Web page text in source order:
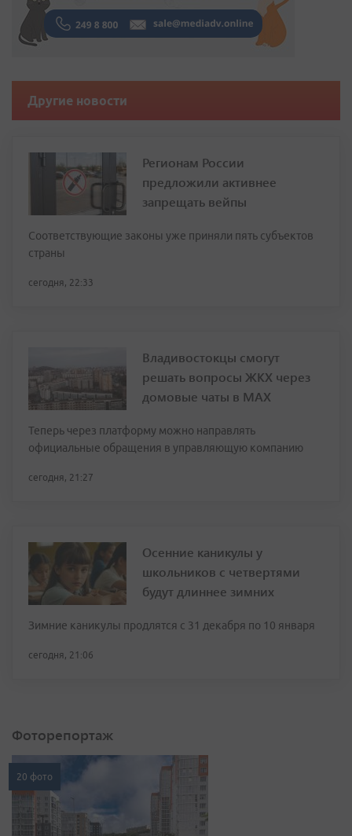
Другие новости
Регионам России
предложили активнее
запрещать вейпы
Соответствующие законы уже приняли пять субъектов
страны
сегодня, 22:33
Владивостокцы смогут
решать вопросы ЖКХ через
домовые чаты в МАХ
Теперь через платформу можно направлять
официальные обращения в управляющую компанию
сегодня, 21:27
Осенние каникулы у
школьников с четвертями
будут длиннее зимних
Зимние каникулы продлятся с 31 декабря по 10 января
сегодня, 21:06
Фоторепортаж
20 фото